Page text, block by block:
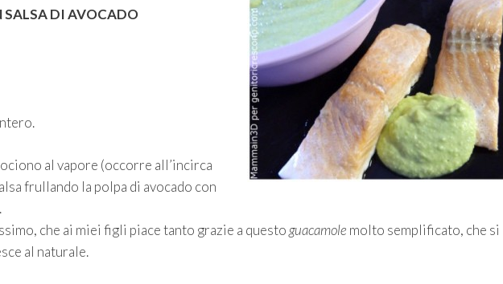
DI AVOCADO
al vapore (occorre all’incirca
frullando la polpa di avocado con
che ai miei figli piace tanto grazie a questo guacamole molto semplificato, che si
al naturale.